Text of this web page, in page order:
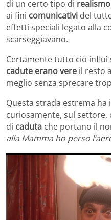
di un certo tipo di realismo
ai fini comunicativi del
effetti speciali legato alla
scarseggiavano.
Certamente tutto ciò influì
cadute erano vere il resto
meglio senza sprecare
Questa strada estrema ha
curiosamente, sul
di caduta che portano il
alla Mamma ho perso